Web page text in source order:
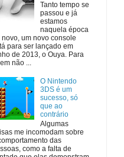
Tanto tempo se
passou e já
estamos
naquela época
novo, um novo console
para ser lançado em
de 2013, o Ouya. Para
não ...
O Nintendo
3DS é um
sucesso, só
que ao
contrário
Algumas
me incomodam sobre
das
como a falta de